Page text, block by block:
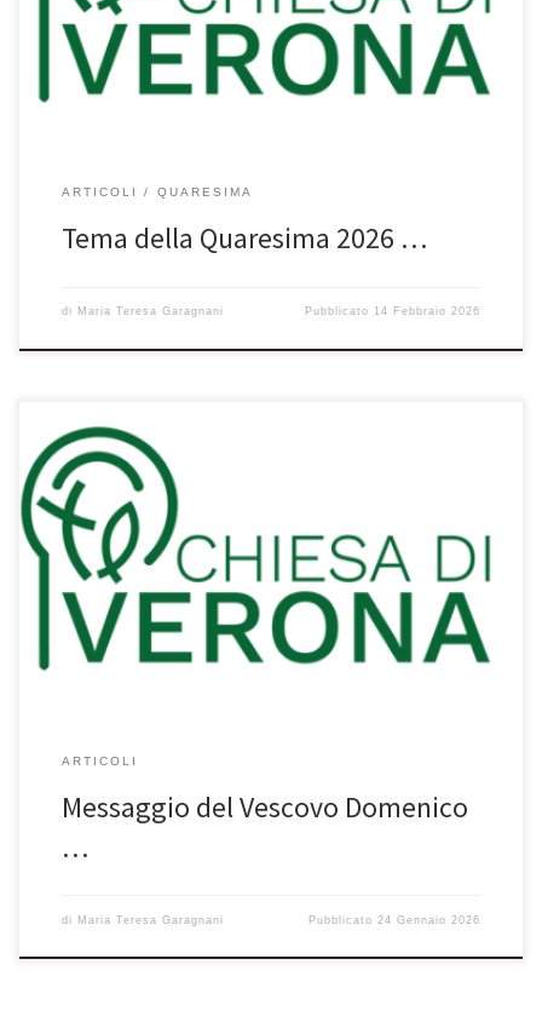
ARTICOLI QUARESIMA
Tema della Quaresima 2026 …
di Maria Teresa Garagnani Pubblicato 14 Febbraio 2026
Allegati Domenica-della-Parola-2026-Vescovo (266 kB)
ARTICOLI
Messaggio del Vescovo Domenico
…
di Maria Teresa Garagnani Pubblicato 24 Gennaio 2026